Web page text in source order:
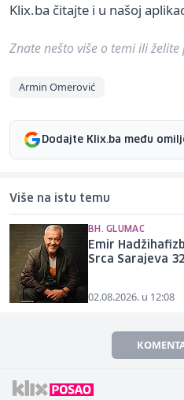
Klix.ba čitajte i u našoj
Znate nešto više o temi ili
Armin Omerović
Dodajte Klix.ba među
Više na istu temu
BH. GLUMAC
Emir
Srca Sarajeva
02.08.2026. u 12:08